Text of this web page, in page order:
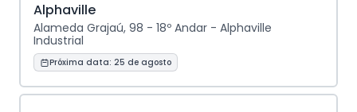
Alphaville
Alameda Grajaú, 98 - 18º Andar - Alphaville
Industrial
Próxima data: 25 de agosto